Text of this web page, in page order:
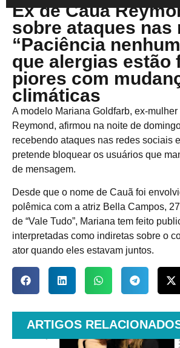
Ex de Cauã
sobre ataques nas
“Paciência
que alergias estão
piores com
climáticas
A modelo Mariana Goldfarb, ex-
Reymond, afirmou na noite de
recebendo ataques nas redes sociais
pretende bloquear os usuários que
de mensagem.
Desde que o nome de Cauã foi
polêmica com a atriz Bella Campos,
de “Vale Tudo”, Mariana tem feito
interpretadas como indiretas sobre o
ator quando eles estavam juntos.
ARTIGOS